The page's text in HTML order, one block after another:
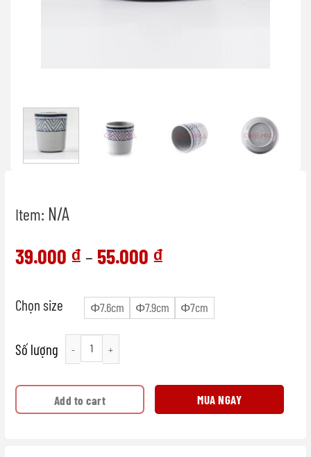
Item: N/A
39.000 ₫ – 55.000 ₫
Chọn size Φ7.6cm Φ7.9cm Φ7cm
Ly nhựa melamine cao cấp (Blue Line Collection) quantity
Add to cart MUA NGAY